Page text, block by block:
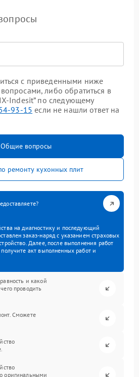
с приведенными ниже
либо обратиться в
Indesit” по следующему
93-15 если не нашли ответ на
Общие вопросы
ремонту кухонных плит
на диагностику и последующий
заказ-наряд с указанием страховых
Далее, после выполнения работ
акт выполненных работ и
и какой
проводить
Сможете
оригинальными